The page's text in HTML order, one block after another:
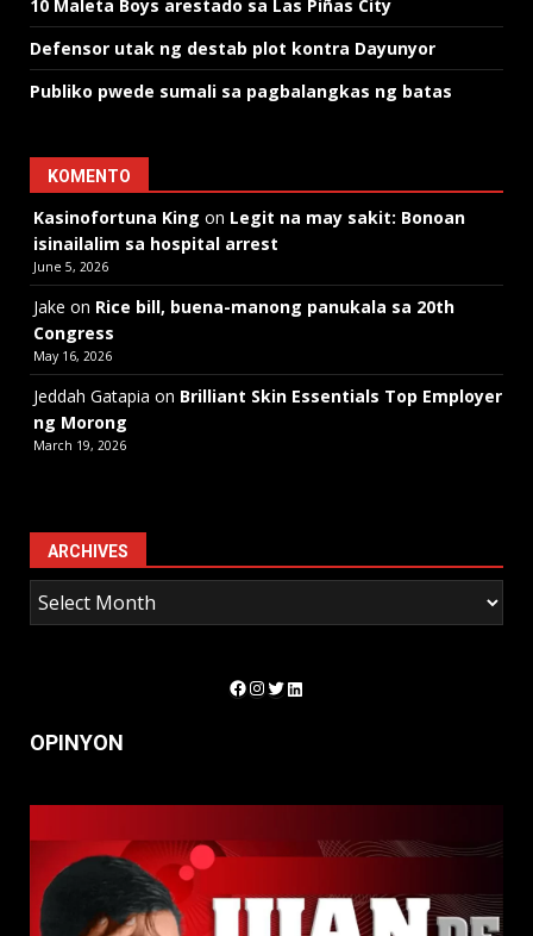
10 Maleta Boys arestado sa Las Piñas City
Defensor utak ng destab plot kontra Dayunyor
Publiko pwede sumali sa pagbalangkas ng batas
KOMENTO
Kasinofortuna King on Legit na may sakit: Bonoan
isinailalim sa hospital arrest
June 5, 2026
Jake on Rice bill, buena-manong panukala sa 20th
Congress
May 16, 2026
Jeddah Gatapia on Brilliant Skin Essentials Top Employer
ng Morong
March 19, 2026
ARCHIVES
Facebook
Instagram
Twitter
LinkedIn
OPINYON